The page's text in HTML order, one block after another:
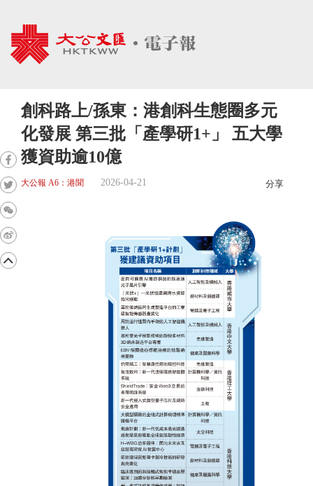
創科路上/孫東：港創科生態圈多元
化發展 第三批「產學研1+」 五大學
獲資助逾10億
大公報 A6：港聞 2026-04-21 分享